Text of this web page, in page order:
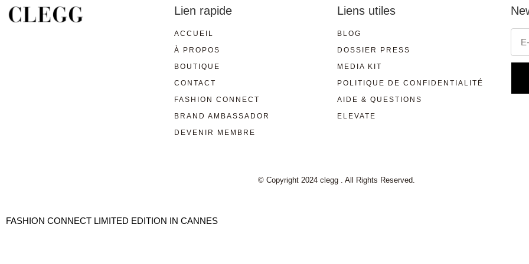
Lien rapide
ACCUEIL
À PROPOS
BOUTIQUE
CONTACT
FASHION CONNECT
BRAND AMBASSADOR
DEVENIR MEMBRE
Liens utiles
BLOG
DOSSIER PRESS
MEDIA KIT
POLITIQUE DE CONFIDENTIALITÉ
AIDE & QUESTIONS
ELEVATE
© Copyright 2024 clegg . All Rights Reserved.
FASHION CONNECT LIMITED EDITION IN CANNES